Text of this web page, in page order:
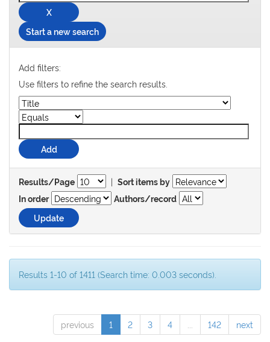
Start a new search
Add filters:
Use filters to refine the search results.
Results/Page | Sort items by
In order
Authors/record
Results 1-10 of 1411 (Search time: 0.003 seconds).
previous 1 2 3 4 142 next